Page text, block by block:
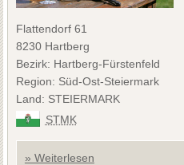
Flattendorf 61
8230 Hartberg
Bezirk: Hartberg-Fürstenfeld
Region: Süd-Ost-Steiermark
Land: STEIERMARK
STMK
» Weiterlesen